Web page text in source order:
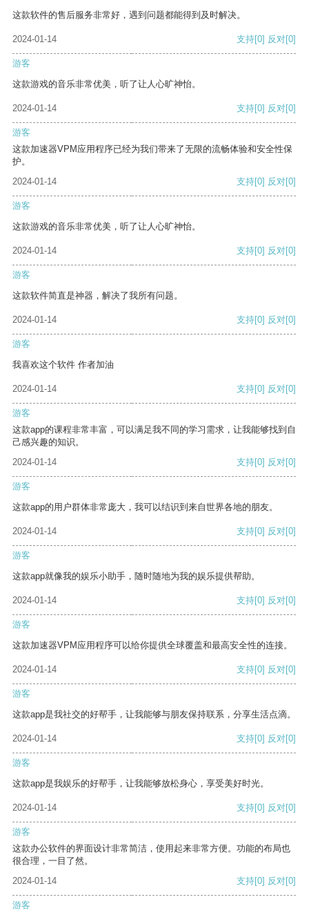
这款软件的售后服务非常好，遇到问题都能得到及时解决。
2024-01-14 支持[0] 反对[0]
游客
这款游戏的音乐非常优美，听了让人心旷神怡。
2024-01-14 支持[0] 反对[0]
游客
这款加速器VPM应用程序已经为我们带来了无限的流畅体验和安全性保
护。
2024-01-14
支持[0] 反对[0]
游客
这款游戏的音乐非常优美，听了让人心旷神怡。
2024-01-14 支持[0] 反对[0]
游客
这款软件简直是神器，解决了我所有问题。
2024-01-14 支持[0] 反对[0]
游客
我喜欢这个软件 作者加油
2024-01-14 支持[0] 反对[0]
游客
这款app的课程非常丰富，可以满足我不同的学习需求，让我能够找到自
己感兴趣的知识。
2024-01-14
支持[0] 反对[0]
游客
这款app的用户群体非常庞大，我可以结识到来自世界各地的朋友。
2024-01-14 支持[0] 反对[0]
游客
这款app就像我的娱乐小助手，随时随地为我的娱乐提供帮助。
2024-01-14 支持[0] 反对[0]
游客
这款加速器VPM应用程序可以给你提供全球覆盖和最高安全性的连接。
2024-01-14 支持[0] 反对[0]
游客
这款app是我社交的好帮手，让我能够与朋友保持联系，分享生活点滴。
2024-01-14 支持[0] 反对[0]
游客
这款app是我娱乐的好帮手，让我能够放松身心，享受美好时光。
2024-01-14 支持[0] 反对[0]
游客
这款办公软件的界面设计非常简洁，使用起来非常方便。功能的布局也
很合理，一目了然。
2024-01-14
支持[0] 反对[0]
游客